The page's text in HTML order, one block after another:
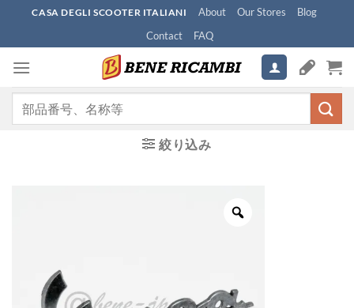
content
CASA DEGLI SCOOTER ITALIANI About Our Stores
Blog
Contact
FAQ
絞り込み